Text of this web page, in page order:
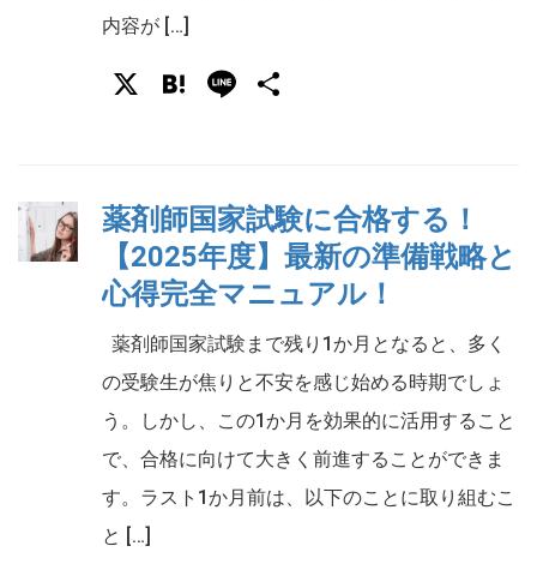
内容が […]
X Hatena
Line
薬剤師国家試験に合格する！
【2025年度】最新の準備戦略と
心得完全マニュアル！
薬剤師国家試験まで残り1か月となると、多く
の受験生が焦りと不安を感じ始める時期でしょ
う。しかし、この1か月を効果的に活用すること
で、合格に向けて大きく前進することができま
す。ラスト1か月前は、以下のことに取り組むこ
と […]